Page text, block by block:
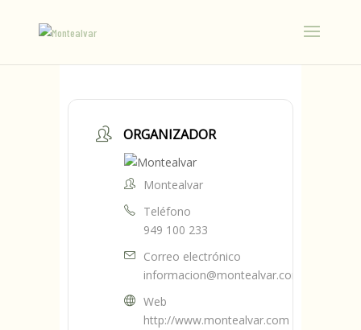
ORGANIZADOR
Montealvar
Teléfono
949 100 233
Correo electrónico
informacion@montealvar.com
Web
http://www.montealvar.com